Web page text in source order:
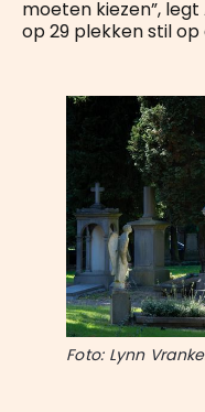
moeten kiezen”,
op 29 plekken stil
Foto: Lynn